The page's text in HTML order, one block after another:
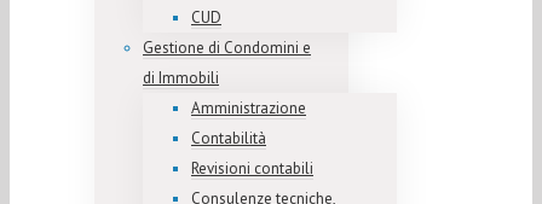
CUD
Gestione di Condomini e
di Immobili
Amministrazione
Contabilità
Revisioni contabili
Consulenze tecniche,